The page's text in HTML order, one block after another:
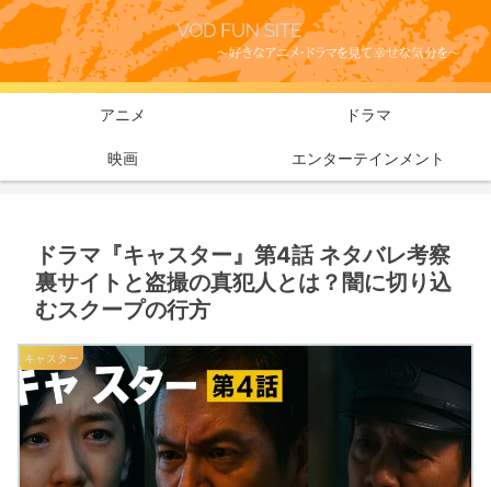
アニメ ドラマ
映画 エンターテインメント
ドラマ『キャスター』第4話 ネタバレ考察
裏サイトと盗撮の真犯人とは？闇に切り込
むスクープの行方
キャスター